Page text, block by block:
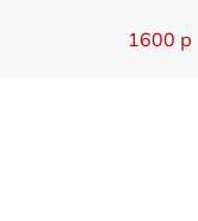
1600 р